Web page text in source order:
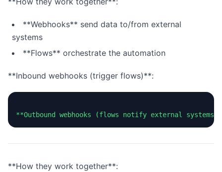
**Webhooks** send data to/from external
systems
**Flows** orchestrate the automation
**Inbound webhooks (trigger flows)**:
**How they work together**: